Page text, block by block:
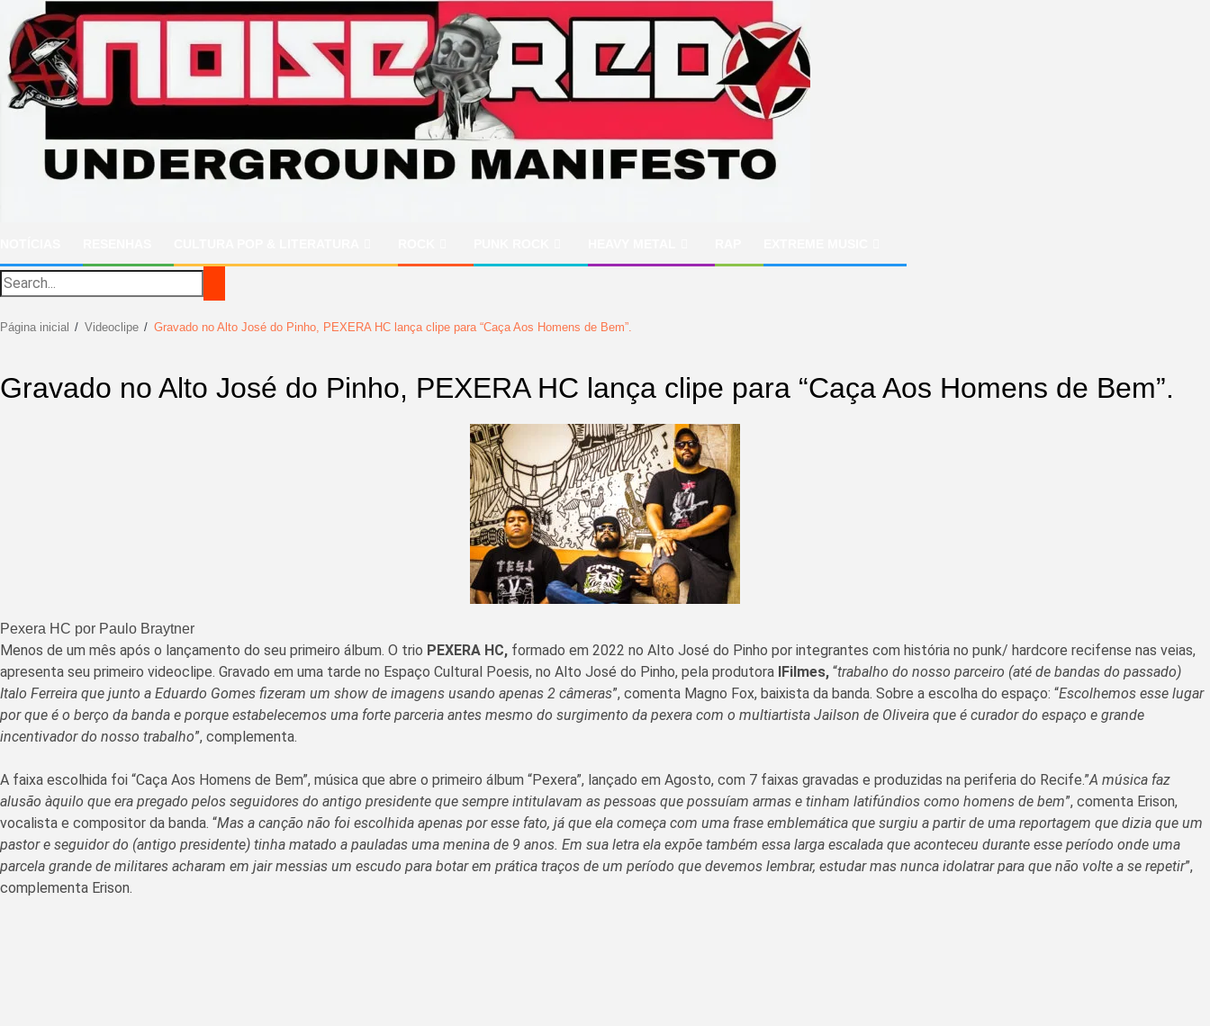
para
conteúdo
Página inicial Videoclipe Gravado no Alto José do Pinho, PEXERA HC lança clipe para “Caça Aos Homens de Bem”.
Gravado no Alto José do Pinho, PEXERA HC lança clipe para “Caça Aos Homens de Bem”.
Pexera HC por Paulo Braytner
Menos de um mês após o lançamento do seu primeiro álbum. O trio PEXERA HC, formado em 2022 no Alto José do Pinho por integrantes com história no punk/ hardcore recifense nas veias,
apresenta seu primeiro videoclipe. Gravado em uma tarde no Espaço Cultural Poesis, no Alto José do Pinho, pela produtora IFilmes, “trabalho do nosso parceiro (até de bandas do passado)
Italo Ferreira que junto a Eduardo Gomes fizeram um show de imagens usando apenas 2 câmeras”, comenta Magno Fox, baixista da banda. Sobre a escolha do espaço: “Escolhemos esse lugar
por que é o berço da banda e porque estabelecemos uma forte parceria antes mesmo do surgimento da pexera com o multiartista Jailson de Oliveira que é curador do espaço e grande
incentivador do nosso trabalho”, complementa.
A faixa escolhida foi “Caça Aos Homens de Bem”, música que abre o primeiro álbum “Pexera”, lançado em Agosto, com 7 faixas gravadas e produzidas na periferia do Recife.”A música faz
alusão àquilo que era pregado pelos seguidores do antigo presidente que sempre intitulavam as pessoas que possuíam armas e tinham latifúndios como homens de bem”, comenta Erison,
vocalista e compositor da banda. “Mas a canção não foi escolhida apenas por esse fato, já que ela começa com uma frase emblemática que surgiu a partir de uma reportagem que dizia que um
pastor e seguidor do (antigo presidente) tinha matado a pauladas uma menina de 9 anos. Em sua letra ela expõe também essa larga escalada que aconteceu durante esse período onde uma
parcela grande de militares acharam em jair messias um escudo para botar em prática traços de um período que devemos lembrar, estudar mas nunca idolatrar para que não volte a se repetir”,
complementa Erison.